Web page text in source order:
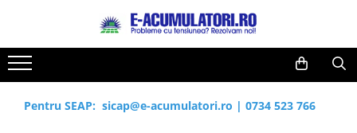
Toate Produsele
Acumulatori, Baterii si Incarcatoare
Uzuale
Reduceri de vara
Cabluri
Acumulatori
Pentru SEAP: sicap@e-acumulatori.ro | 0734 523 766